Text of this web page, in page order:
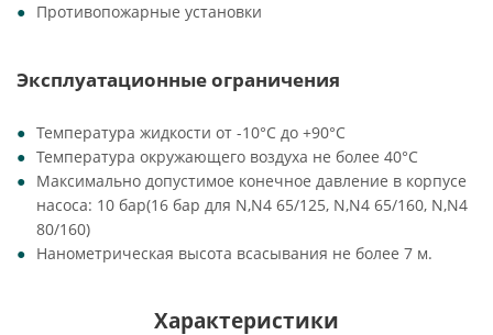
Противопожарные установки
Эксплуатационные ограничения
Температура жидкости от -10°C до +90°C
Температура окружающего воздуха не более 40°C
Максимально допустимое конечное давление в корпусе
насоса: 10 бар(16 бар для N,N4 65/125, N,N4 65/160, N,N4
80/160)
Нанометрическая высота всасывания не более 7 м.
Характеристики